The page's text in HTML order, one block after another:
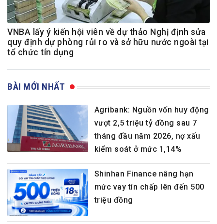
VNBA lấy ý kiến hội viên về dự thảo Nghị định sửa
quy định dự phòng rủi ro và sở hữu nước ngoài tại
tổ chức tín dụng
BÀI MỚI NHẤT
Agribank: Nguồn vốn huy động
vượt 2,5 triệu tỷ đồng sau 7
tháng đầu năm 2026, nợ xấu
kiểm soát ở mức 1,14%
Shinhan Finance nâng hạn
mức vay tín chấp lên đến 500
triệu đồng